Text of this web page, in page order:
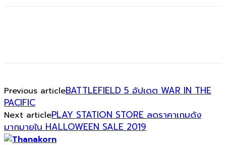
Previous articleBATTLEFIELD 5 อัปเดต WAR IN THE
PACIFIC
Next articlePLAY STATION STORE ลดราคาเกมดัง
มากมายใน HALLOWEEN SALE 2019